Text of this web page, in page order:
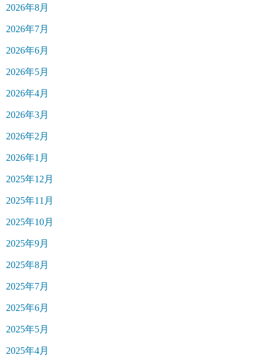
2026年8月
2026年7月
2026年6月
2026年5月
2026年4月
2026年3月
2026年2月
2026年1月
2025年12月
2025年11月
2025年10月
2025年9月
2025年8月
2025年7月
2025年6月
2025年5月
2025年4月